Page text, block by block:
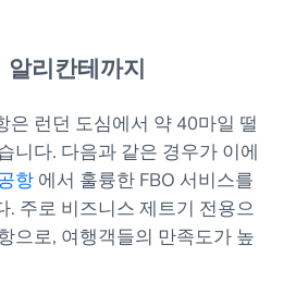
리칸테까지
은 런던 도심에서 약 40마일 떨
니다. 다음과 같은 경우가 이에
항에서 훌륭한 FBO 서비스를
. 주로 비즈니스 제트기 전용으
으로, 여행객들의 만족도가 높